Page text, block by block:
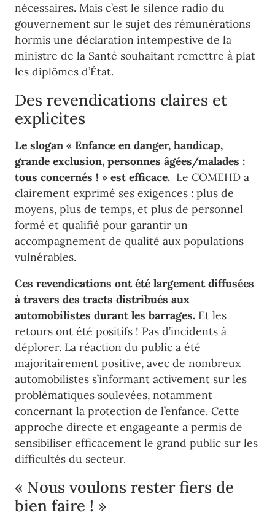
nécessaires. Mais c’est le silence radio du
gouvernement sur le sujet des rémunérations
hormis une déclaration intempestive de la
ministre de la Santé souhaitant remettre à plat
les diplômes d’État.
Des revendications claires et
explicites
Le slogan « Enfance en danger, handicap,
grande exclusion, personnes âgées/malades :
tous concernés ! » est efficace. Le COMEHD a
clairement exprimé ses exigences : plus de
moyens, plus de temps, et plus de personnel
formé et qualifié pour garantir un
accompagnement de qualité aux populations
vulnérables.
Ces revendications ont été largement diffusées
à travers des tracts distribués aux
automobilistes durant les barrages. Et les
retours ont été positifs ! Pas d’incidents à
déplorer. La réaction du public a été
majoritairement positive, avec de nombreux
automobilistes s’informant activement sur les
problématiques soulevées, notamment
concernant la protection de l’enfance. Cette
approche directe et engageante a permis de
sensibiliser efficacement le grand public sur les
difficultés du secteur.
« Nous voulons rester fiers de
bien faire ! »